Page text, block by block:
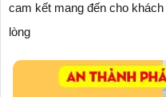
cam kết mang đến cho
lòng